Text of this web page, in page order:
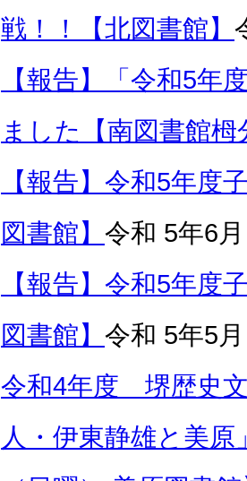
戦！！【北図書館】
【報告】「令和5年
ました【南図書館栂
【報告】令和5年
図書館】 令和 5年6月
【報告】令和5年
図書館】 令和 5年5月
令和4年度 堺歴史
人・伊東静雄と美